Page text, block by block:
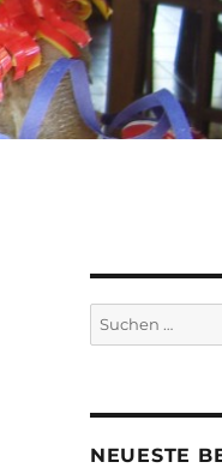
Suchen
nach:
NEUESTE